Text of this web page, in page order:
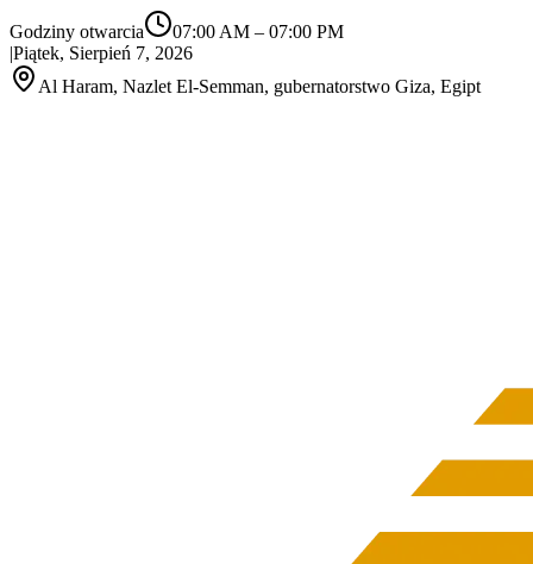
Godziny otwarcia 07:00 AM – 07:00 PM
|Piątek, Sierpień 7, 2026
Al Haram, Nazlet El‑Semman, gubernatorstwo Giza, Egipt